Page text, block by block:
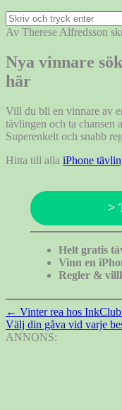
Sök
efter:
Av Therese Alfredsson
Nya vinnare
här
Vill du bli en vinnare av
tävlingen och ta chansen
Superenkelt och snabb
Hitta till alla iPhone
>
Helt gratis
Vinn en
Regler &
← Vinter rea hos
Välj din gåva vid varje
ANNONS: